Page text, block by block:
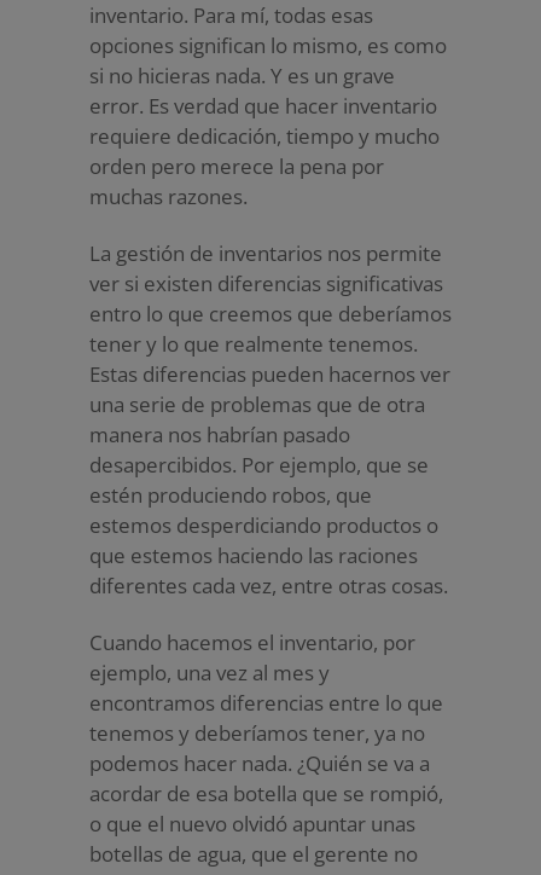
inventario. Para mí, todas esas
opciones significan lo mismo, es como
si no hicieras nada. Y es un grave
error. Es verdad que hacer inventario
requiere dedicación, tiempo y mucho
orden pero merece la pena por
muchas razones.
La gestión de inventarios nos permite
ver si existen diferencias significativas
entro lo que creemos que deberíamos
tener y lo que realmente tenemos.
Estas diferencias pueden hacernos ver
una serie de problemas que de otra
manera nos habrían pasado
desapercibidos. Por ejemplo, que se
estén produciendo robos, que
estemos desperdiciando productos o
que estemos haciendo las raciones
diferentes cada vez, entre otras cosas.
Cuando hacemos el inventario, por
ejemplo, una vez al mes y
encontramos diferencias entre lo que
tenemos y deberíamos tener, ya no
podemos hacer nada. ¿Quién se va a
acordar de esa botella que se rompió,
o que el nuevo olvidó apuntar unas
botellas de agua, que el gerente no